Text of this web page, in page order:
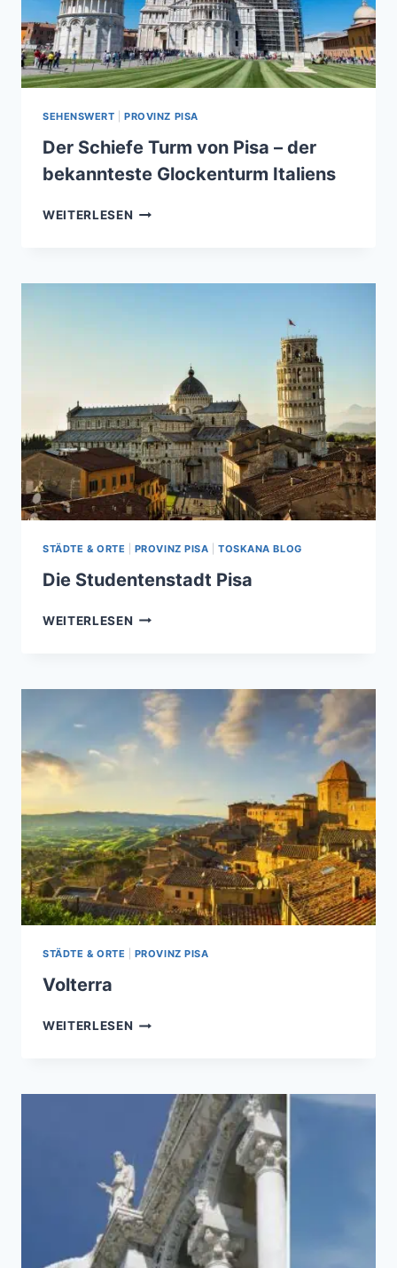
SEHENSWERT |PROVINZ PISA
Der Schiefe Turm von Pisa – der
bekannteste Glockenturm Italiens
WEITERLESEN DER
PISA
ITALIENS
STÄDTE & ORTE PROVINZ PISA |TOSKANA BLOG
Die Studentenstadt Pisa
WEITERLESEN DIE
STÄDTE & ORTE PROVINZ PISA
Volterra
WEITERLESEN VOLTERRA